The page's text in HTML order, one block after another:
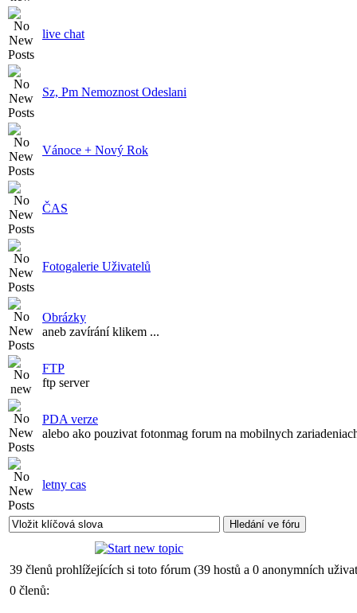
live chat
Sz, Pm Nemoznost Odeslani
Vánoce + Nový Rok
ČAS
Fotogalerie Uživatelů
Obrázky
aneb zavírání klikem ...
FTP
ftp server
PDA verze
alebo ako pouzivat fotonmag forum na mobilnych
letny cas
39 členů prohlížejících si toto fórum (39 hostů a 0 anonymních
0 členů: